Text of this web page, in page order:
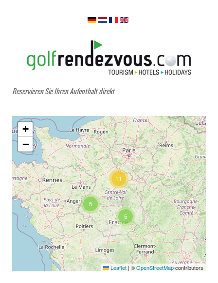
Reservieren Sie Ihren Aufenthalt direkt
5
5
11
+
−
Leaflet | ©OpenStreetMapcontributors